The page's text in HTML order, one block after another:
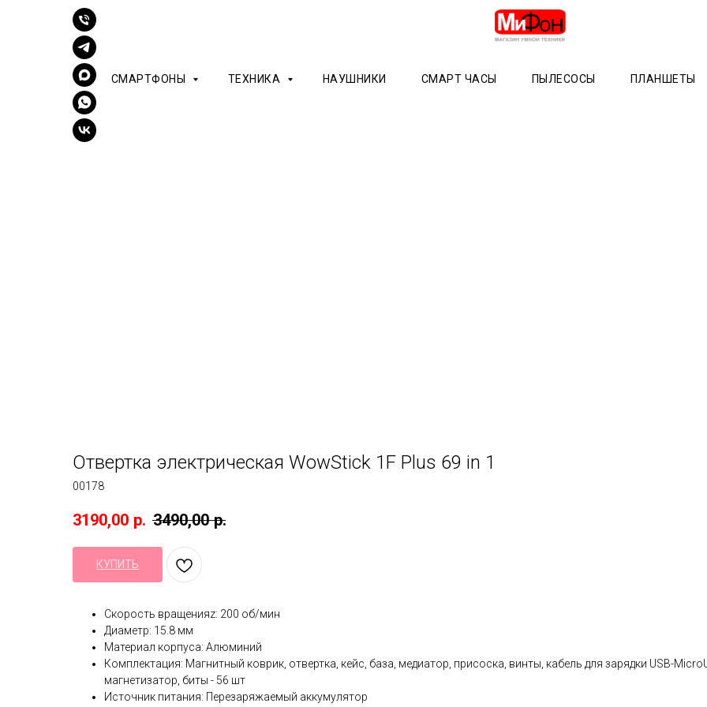
СМАРТФОНЫ ТЕХНИКА НАУШНИКИ СМАРТ ЧАСЫ ПЫЛЕСОСЫ ПЛАНШЕТЫ
Отвертка электрическая WowStick 1F Plus 69 in 1
00178
3190,00 р. 3490,00 р.
КУПИТЬ
Скорость вращенияz: 200 об/мин
Диаметр: 15.8 мм
Материал корпуса: Алюминий
Комплектация: Магнитный коврик, отвертка, кейс, база, медиатор, присоска, винты, кабель для зарядки USB-
магнетизатор, биты - 56 шт
Источник питания: Перезаряжаемый аккумулятор